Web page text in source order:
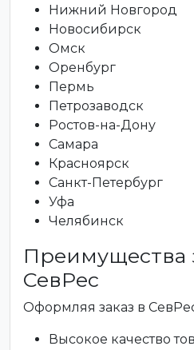
Нижний Новгород
Новосибирск
Омск
Оренбург
Пермь
Петрозаводск
Ростов-на-Дону
Самара
Красноярск
Санкт-Петербург
Уфа
Челябинск
Преимущества
СевРес
Оформляя заказ в
Высокое качество